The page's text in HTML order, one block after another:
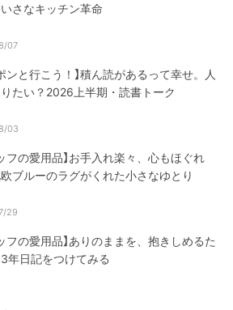
さなキッチン革命
07
ンと行こう！】積ん読があるって幸せ。人
たい？2026上半期・読書トーク
03
フの愛用品】お手入れ楽々、心もほぐれ
ブルーのラグがくれた小さなゆとり
29
フの愛用品】ありのままを、抱きしめるた
年日記をつけてみる